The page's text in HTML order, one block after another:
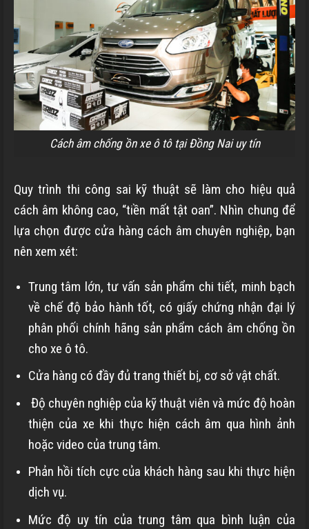
Cách âm chống ồn xe ô tô tại Đồng Nai uy tín
Quy trình thi công sai kỹ thuật sẽ làm cho hiệu quả
cách âm không cao, “tiền mất tật oan”. Nhìn chung để
lựa chọn được cửa hàng cách âm chuyên nghiệp, bạn
nên xem xét:
Trung tâm lớn, tư vấn sản phẩm chi tiết, minh bạch
về chế độ bảo hành tốt, có giấy chứng nhận đại lý
phân phối chính hãng sản phẩm cách âm chống ồn
cho xe ô tô.
Cửa hàng có đầy đủ trang thiết bị, cơ sở vật chất.
Độ chuyên nghiệp của kỹ thuật viên và mức độ hoàn
thiện của xe khi thực hiện cách âm qua hình ảnh
hoặc video của trung tâm.
Phản hồi tích cực của khách hàng sau khi thực hiện
dịch vụ.
Mức độ uy tín của trung tâm qua bình luận của